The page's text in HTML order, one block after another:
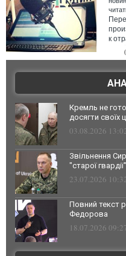
к
Кремль не
досягти своїх
03.08.2026
Звільнення
"старої
23.07.2026
Повний текст
Федорова
18.07.2026